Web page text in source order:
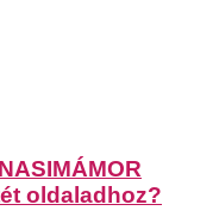
oldaladhoz?